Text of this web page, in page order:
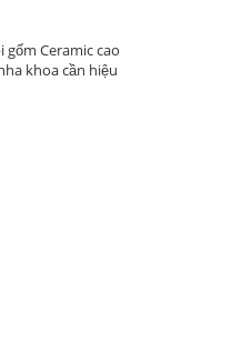
Ceramic cao
khoa cần hiệu